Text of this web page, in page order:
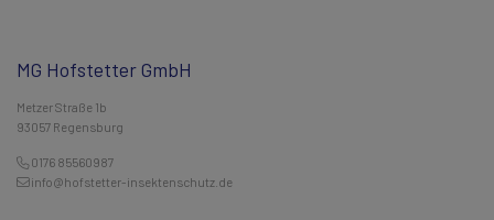
MG Hofstetter GmbH
Metzer Straße 1b
93057 Regensburg
0176 85560987
info@hofstetter-insektenschutz.de